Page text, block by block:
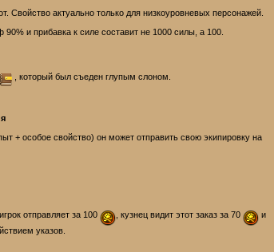
актуально только для низкоуровневых персонажей.
и прибавка к силе составит не 1000 силы, а 100.
, который был съеден глупым слоном.
+ особое свойство) он может отправить свою экипировку на
отправляет за 100 , кузнец видит этот заказ за 70
и
указов.